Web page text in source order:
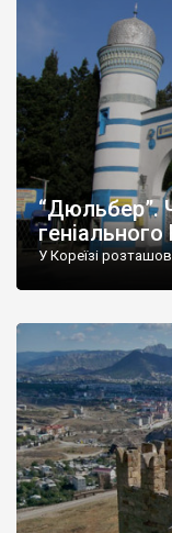
“Дюльбер”.
У Кореїзі